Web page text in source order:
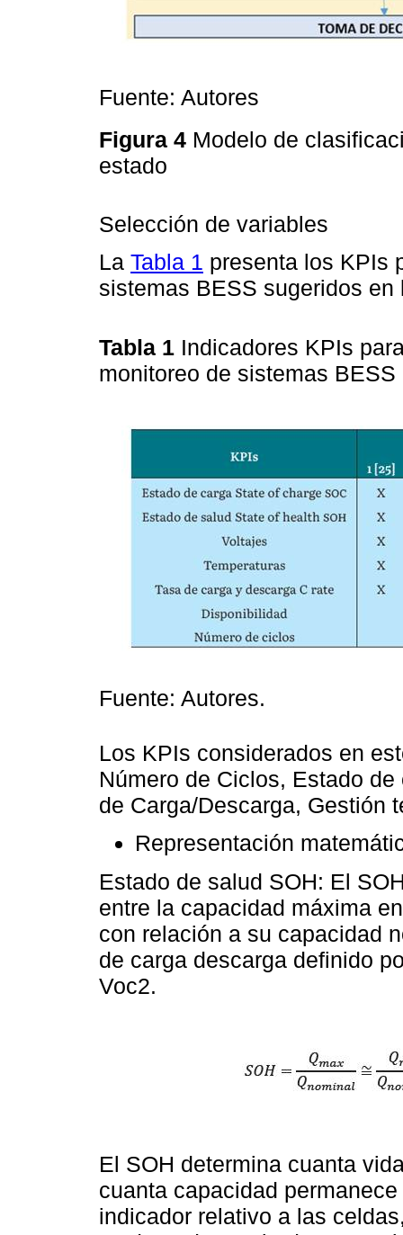
Fuente: Autores
Figura 4 Modelo de
estado
Selección de variables
La Tabla 1 presenta los KPIs
sistemas BESS sugeridos
Tabla 1 Indicadores KPIs
monitoreo de sistemas BESS
Fuente: Autores.
Los KPIs considerados en
Número de Ciclos, Estado
de Carga/Descarga, Gestión
Representación
Estado de salud SOH: El
entre la capacidad máxima
con relación a su capacidad
de carga descarga definido
Voc2.
El SOH determina cuanta
cuanta capacidad
indicador relativo a las